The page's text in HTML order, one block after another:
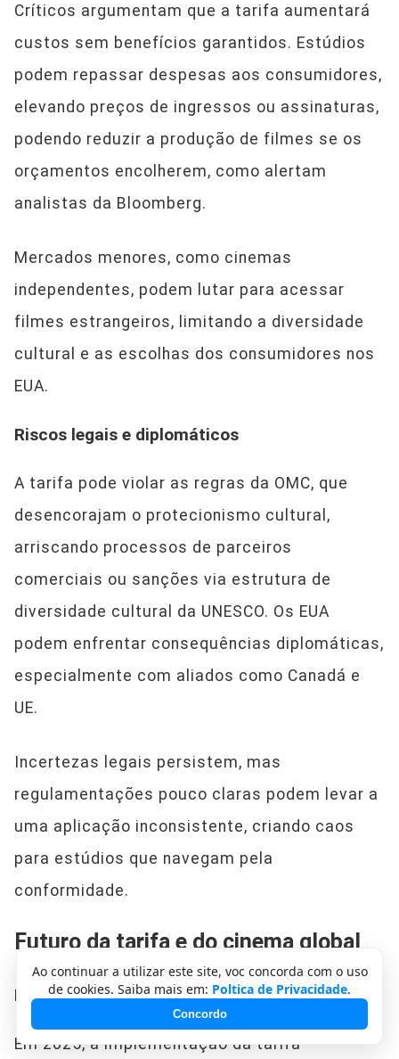
Críticos argumentam que a tarifa aumentará
custos sem benefícios garantidos. Estúdios
podem repassar despesas aos consumidores,
elevando preços de ingressos ou assinaturas,
podendo reduzir a produção de filmes se os
orçamentos encolherem, como alertam
analistas da Bloomberg.
Mercados menores, como cinemas
independentes, podem lutar para acessar
filmes estrangeiros, limitando a diversidade
cultural e as escolhas dos consumidores nos
EUA.
Riscos legais e diplomáticos
A tarifa pode violar as regras da OMC, que
desencorajam o protecionismo cultural,
arriscando processos de parceiros
comerciais ou sanções via estrutura de
diversidade cultural da UNESCO. Os EUA
podem enfrentar consequências diplomáticas,
especialmente com aliados como Canadá e
UE.
Incertezas legais persistem, mas
regulamentações pouco claras podem levar a
uma aplicação inconsistente, criando caos
para estúdios que navegam pela
conformidade.
Futuro da tarifa e do cinema global
Perspectiva de curto prazo
Em 2025, a implementação da tarifa
Ao continuar a utilizar este site, voc concorda com o uso
de cookies. Saiba mais em: Poltica de Privacidade.
Concordo